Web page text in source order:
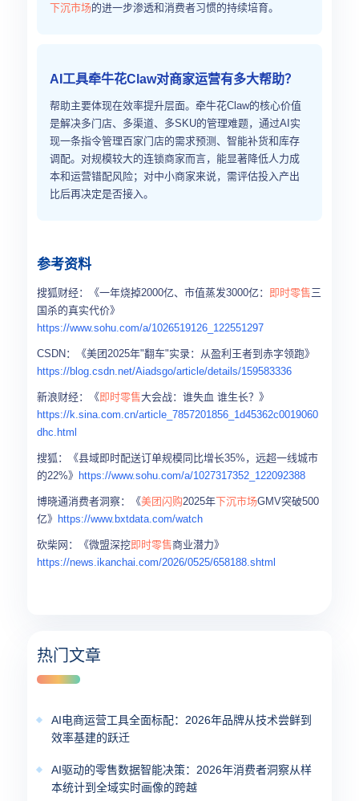
下沉市场的进一步渗透和消费者习惯的持续培育。
AI工具牵牛花Claw对商家运营有多大帮助？
帮助主要体现在效率提升层面。牵牛花Claw的核心价值
是解决多门店、多渠道、多SKU的管理难题，通过AI实
现一条指令管理百家门店的需求预测、智能补货和库存
调配。对规模较大的连锁商家而言，能显著降低人力成
本和运营错配风险；对中小商家来说，需评估投入产出
比后再决定是否接入。
参考资料
搜狐财经：《一年烧掉2000亿、市值蒸发3000亿： 即时零售三
国杀的真实代价》
https://www.sohu.com/a/1026519126_122551297
CSDN：《美团2025年"翻车"实录：从盈利王者到赤字领跑》
https://blog.csdn.net/Aiadsgo/article/details/159583336
新浪财经：《 即时零售大会战：谁失血 谁生长？》
https://k.sina.com.cn/article_7857201856_1d45362c0019060
dhc.html
搜狐：《县域即时配送订单规模同比增长35%，远超一线城市
的22%》 https://www.sohu.com/a/1027317352_122092388
博晓通消费者洞察：《美团闪购2025年下沉市场GMV突破500
亿》 https://www.bxtdata.com/watch
砍柴网：《微盟深挖即时零售商业潜力》
https://news.ikanchai.com/2026/0525/658188.shtml
热门文章
AI电商运营工具全面标配：2026年品牌从技术尝鲜到
效率基建的跃迁
AI驱动的零售数据智能决策：2026年消费者洞察从样
本统计到全域实时画像的跨越